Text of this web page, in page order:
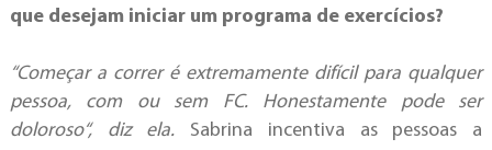
que desejam iniciar um programa de exercícios?
“Começar a correr é extremamente difícil para qualquer
pessoa, com ou sem FC. Honestamente pode ser
doloroso“, diz ela. Sabrina incentiva as pessoas a